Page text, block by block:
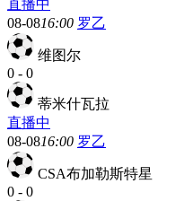
直播中
08-0816:00 罗乙
维图尔
0 - 0
蒂米什瓦拉
直播中
08-0816:00 罗乙
CSA布加勒斯特星
0 - 0